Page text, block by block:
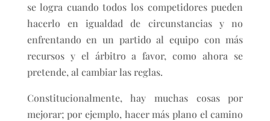
se logra cuando todos los competidores pueden
hacerlo en igualdad de circunstancias y no
enfrentando en un partido al equipo con más
recursos y el árbitro a favor, como ahora se
pretende, al cambiar las reglas.
Constitucionalmente, hay muchas cosas por
mejorar; por ejemplo, hacer más plano el camino